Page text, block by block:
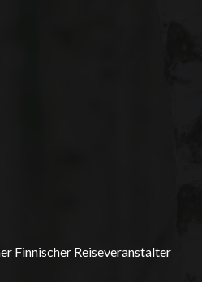
Finnischer Reiseveranstalter